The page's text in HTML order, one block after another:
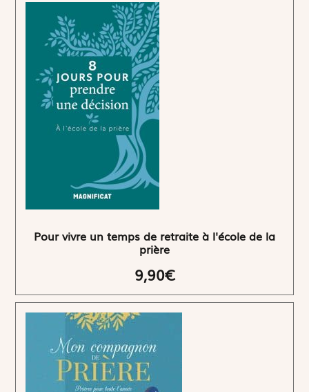
Pour vivre un temps de retraite à l'école de la
prière
9,90€